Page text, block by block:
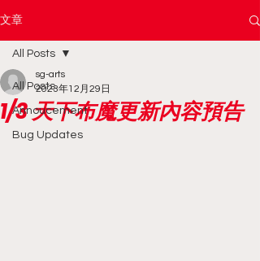
文章
All Posts
Annoucement
Bug Updates
All Posts
1/3 天下布魔更新內容預告
sg-arts
2023年12月29日